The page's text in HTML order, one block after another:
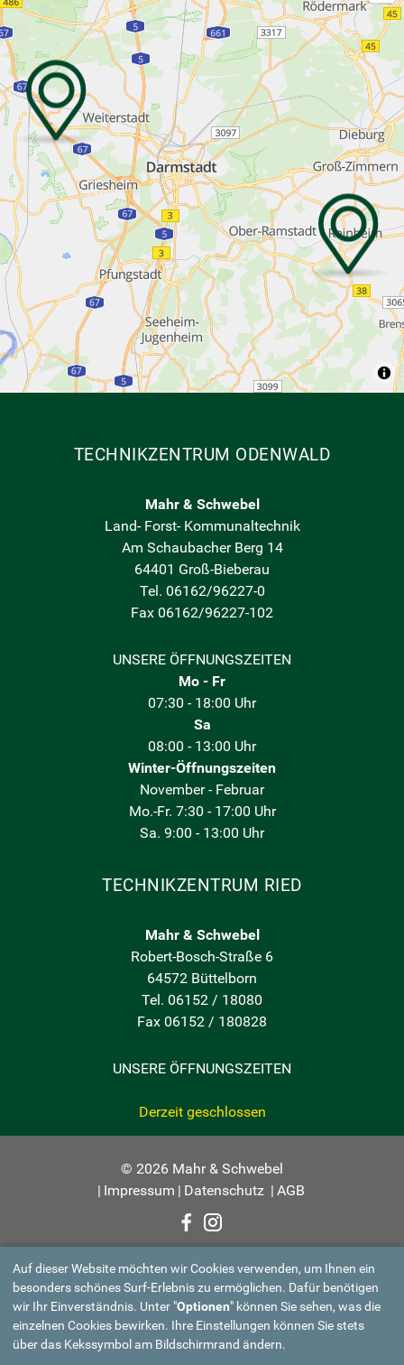
TECHNIKZENTRUM ODENWALD
Mahr & Schwebel
Land- Forst- Kommunaltechnik
Am Schaubacher Berg 14
64401 Groß-Bieberau
Tel. 06162/96227-0
Fax 06162/96227-102
UNSERE ÖFFNUNGSZEITEN
Mo - Fr
07:30 - 18:00 Uhr
Sa
08:00 - 13:00 Uhr
Winter-Öffnungszeiten
November - Februar
Mo.-Fr. 7:30 - 17:00 Uhr
Sa. 9:00 - 13:00 Uhr
TECHNIKZENTRUM RIED
Mahr & Schwebel
Robert-Bosch-Straße 6
64572 Büttelborn
Tel. 06152 / 18080
Fax 06152 / 180828
UNSERE ÖFFNUNGSZEITEN
Derzeit geschlossen
© 2026 Mahr & Schwebel
| Impressum | Datenschutz | AGB
Auf dieser Website möchten wir Cookies verwenden, um Ihnen ein
besonders schönes Surf-Erlebnis zu ermöglichen. Dafür benötigen
wir Ihr Einverständnis. Unter "Optionen" können Sie sehen, was die
einzelnen Cookies bewirken. Ihre Einstellungen können Sie stets
über das Kekssymbol am Bildschirmrand ändern.